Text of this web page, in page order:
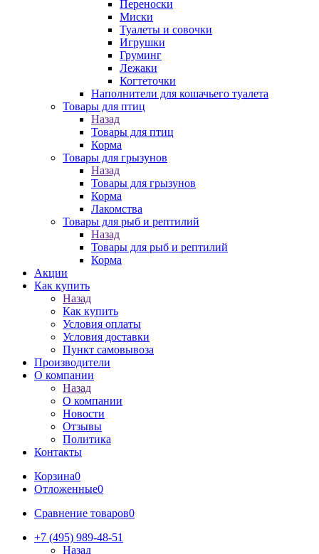
Переноски
Миски
Туалеты и совочки
Игрушки
Груминг
Лежаки
Когтеточки
Наполнители для кошачьего туалета
Товары для птиц
Назад
Товары для птиц
Корма
Товары для грызунов
Назад
Товары для грызунов
Корма
Лакомства
Товары для рыб и рептилий
Назад
Товары для рыб и рептилий
Корма
Акции
Как купить
Назад
Как купить
Условия оплаты
Условия доставки
Пункт самовывоза
Производители
О компании
Назад
О компании
Новости
Отзывы
Политика
Контакты
Корзина0
Отложенные0
Сравнение товаров0
+7 (495) 989-48-51
Назад